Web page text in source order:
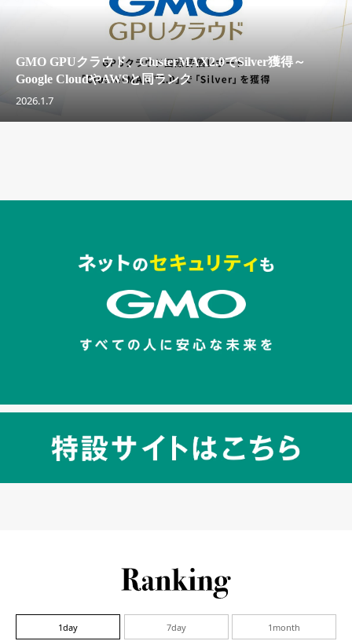
GMO GPUクラウド、ClusterMAX2.0でSilver獲得～
Google CloudやAWSと同ランク
2026.1.7
セキュリティキャンペーンでのバナー
1day 7day 1month